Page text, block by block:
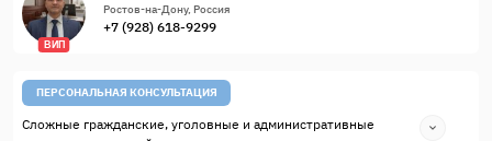
ВИП
Ростов-на-Дону, Россия
+7 (928) 618-9299
ПЕРСОНАЛЬНАЯ КОНСУЛЬТАЦИЯ
Сложные гражданские, уголовные и административные